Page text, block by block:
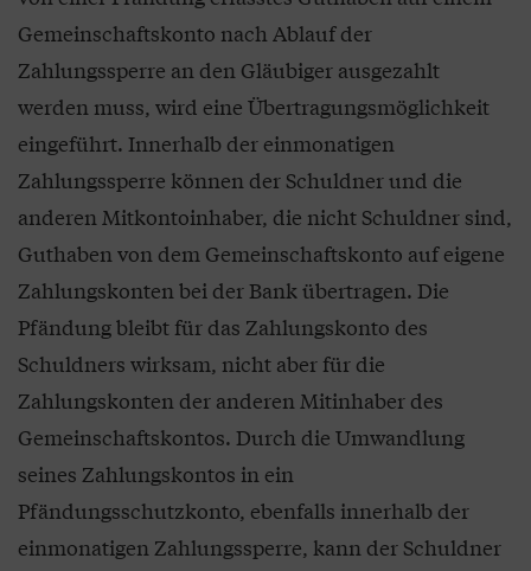
Gemeinschaftskonto nach Ablauf der
Zahlungssperre an den Gläubiger ausgezahlt
werden muss, wird eine Übertragungsmöglichkeit
eingeführt. Innerhalb der einmonatigen
Zahlungssperre können der Schuldner und die
anderen Mitkontoinhaber, die nicht Schuldner sind,
Guthaben von dem Gemeinschaftskonto auf eigene
Zahlungskonten bei der Bank übertragen. Die
Pfändung bleibt für das Zahlungskonto des
Schuldners wirksam, nicht aber für die
Zahlungskonten der anderen Mitinhaber des
Gemeinschaftskontos. Durch die Umwandlung
seines Zahlungskontos in ein
Pfändungsschutzkonto, ebenfalls innerhalb der
einmonatigen Zahlungssperre, kann der Schuldner